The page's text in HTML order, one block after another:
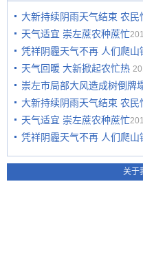
大新持续阴雨天气结束 农
天气适宜 崇左蔗农种蔗忙
凭祥阴霾天气不再 人们爬山
天气回暖 大新掀起农忙热
崇左市局部大风造成树倒牌
大新持续阴雨天气结束 农
天气适宜 崇左蔗农种蔗忙
凭祥阴霾天气不再 人们爬山
关于